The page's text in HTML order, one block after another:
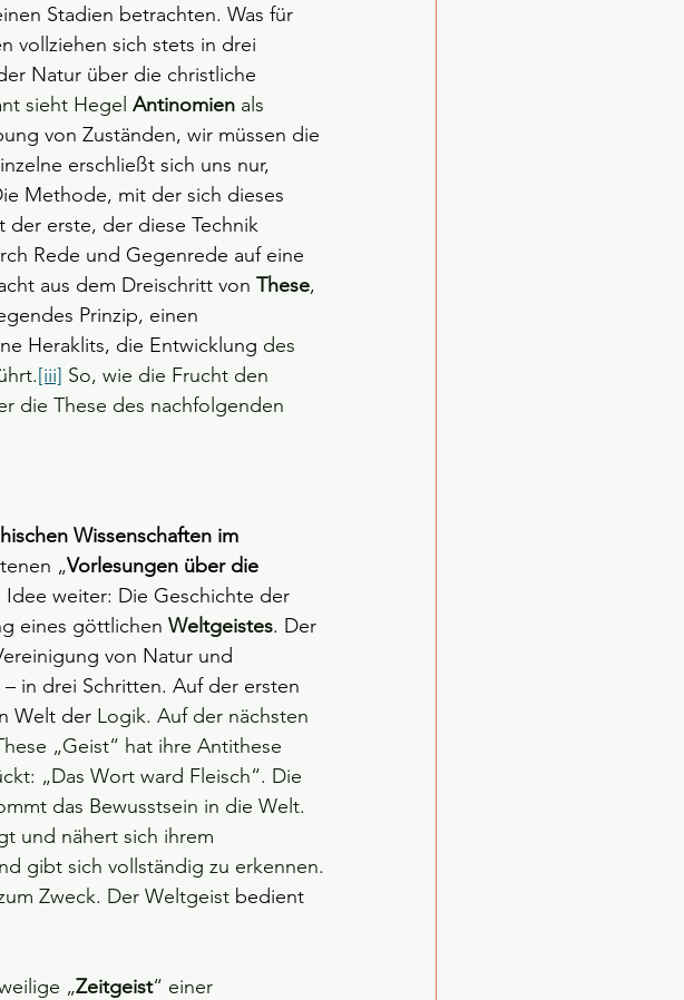
Stadien betrachten. Was für
vollziehen sich stets in drei
Natur über die christliche
sieht Hegel Antinomien als
von Zuständen, wir müssen die
erschließt sich uns nur,
Methode, mit der sich dieses
der erste, der diese Technik
Rede und Gegenrede auf eine
aus dem Dreischritt von These,
Prinzip, einen
Heraklits, die Entwicklung des
[iii] So, wie die Frucht den
die These des nachfolgenden
Wissenschaften im
„Vorlesungen über die
Idee weiter: Die Geschichte der
eines göttlichen Weltgeistes. Der
von Natur und
in drei Schritten. Auf der ersten
Welt der Logik. Auf der nächsten
„Geist“ hat ihre Antithese
„Das Wort ward Fleisch“. Die
das Bewusstsein in die Welt.
und nähert sich ihrem
gibt sich vollständig zu erkennen.
Zweck. Der Weltgeist bedient
„Zeitgeist“ einer